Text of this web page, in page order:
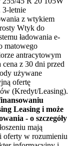
3-letnie
z wtykiem
Wtyk do
ładowania e-
matowego
antracytowym
z 30 dni przed
używane
ofertę
(Kredyt/Leasing).
Leasing i może
- o szczegóły
mają
oferty w rozumieniu